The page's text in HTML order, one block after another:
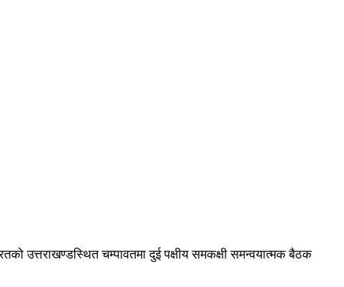
उत्तराखण्डस्थित चम्पावतमा दुई पक्षीय समकक्षी समन्वयात्मक बैठक